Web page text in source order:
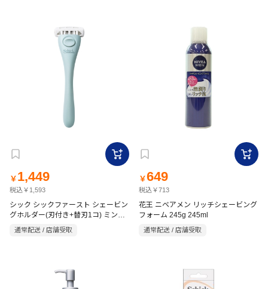
￥ 1,449
税込￥1,593
シック シックファースト シェービン
グホルダー(刃付き+替刃1コ) ミント
グリーン
通常配送 / 店舗受取
￥649
税込￥713
花王 ニベアメン リッチシェービング
フォーム 245g 245ml
通常配送 / 店舗受取